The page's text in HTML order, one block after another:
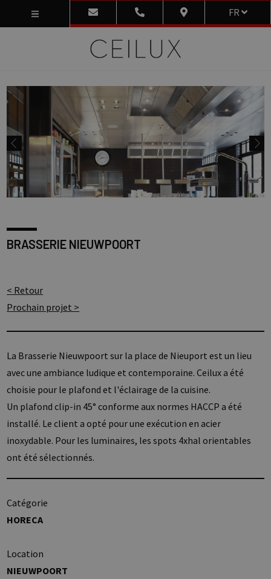
FR
BRASSERIE NIEUWPOORT
< Retour
Prochain projet >
La Brasserie Nieuwpoort sur la place de Nieuport est un lieu
avec une ambiance ludique et contemporaine. Ceilux a été
choisie pour le plafond et l'éclairage de la cuisine.
Un plafond clip-in 45° conforme aux normes HACCP a été
installé. Le client a opté pour une exécution en acier
inoxydable. Pour les luminaires, les spots 4xhal orientables
ont été sélectionnés.
Catégorie
HORECA
Location
NIEUWPOORT